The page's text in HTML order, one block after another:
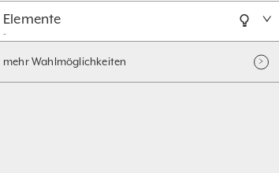
Elemente
-
mehr Wahlmöglichkeiten